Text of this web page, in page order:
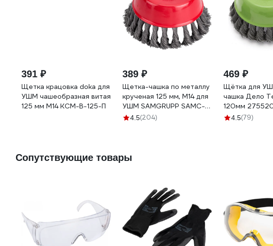
391 ₽
Щетка крацовка doka для
УШМ чашеобразная витая
125 мм М14 KCM-B-125-П
389 ₽
Щетка-чашка по металлу
крученая 125 мм, М14 для
УШМ SAMGRUPP SAMC-
030100125
4.5(204)
469 ₽
Щётка для
чашка Дело
120мм
4.5(79)
Сопутствующие товары